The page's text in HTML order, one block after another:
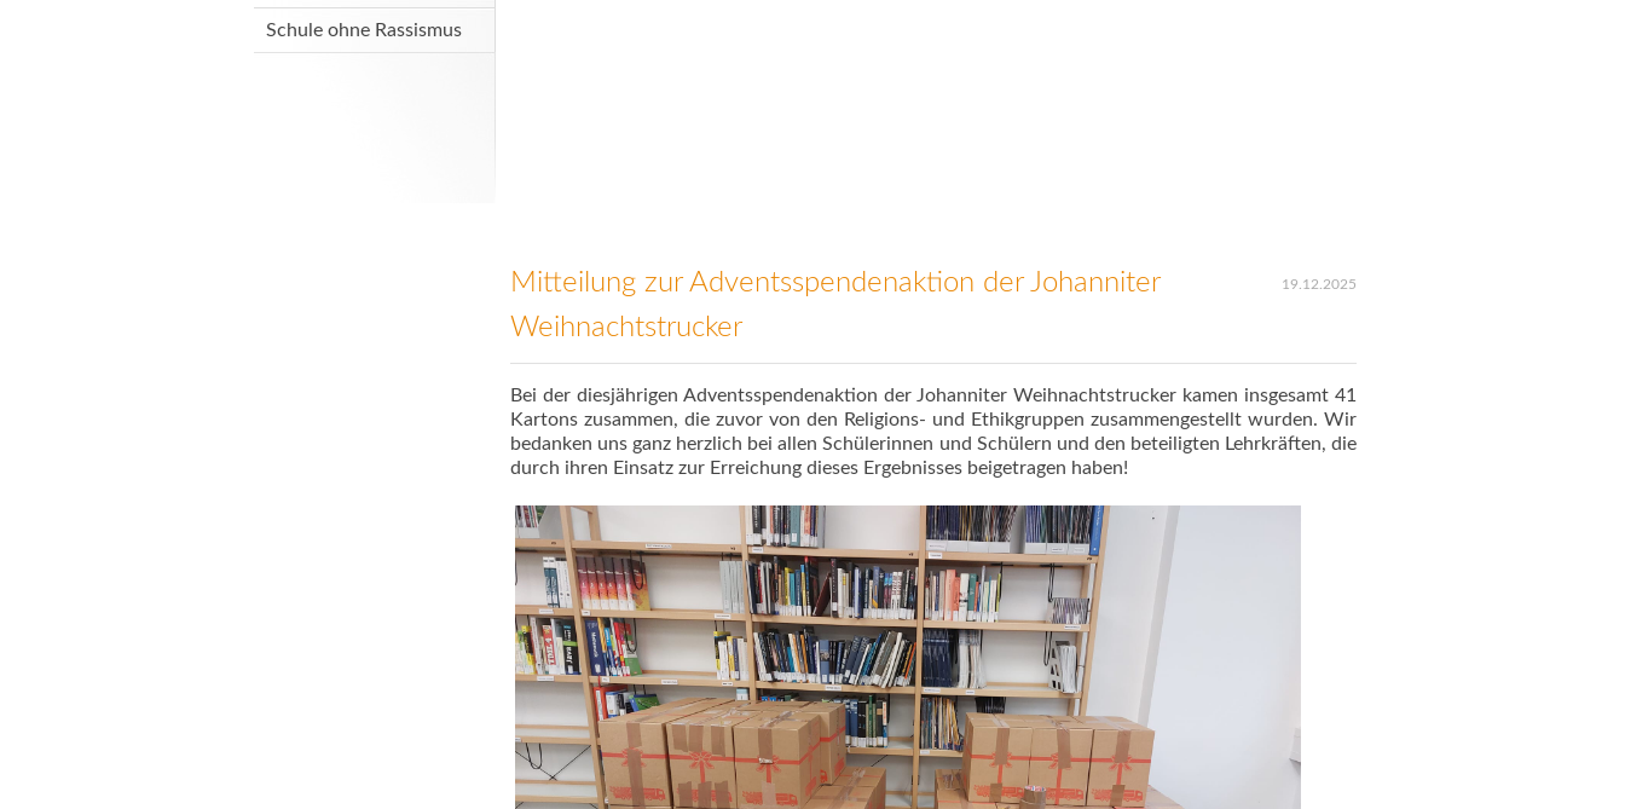
Schule ohne Rassismus
19.12.2025
Mitteilung zur Adventsspendenaktion der Johanniter
Weihnachtstrucker
Bei der diesjährigen Adventsspendenaktion der Johanniter Weihnachtstrucker kamen insgesamt 41
Kartons zusammen, die zuvor von den Religions- und Ethikgruppen zusammengestellt wurden. Wir
bedanken uns ganz herzlich bei allen Schülerinnen und Schülern und den beteiligten Lehrkräften, die
durch ihren Einsatz zur Erreichung dieses Ergebnisses beigetragen haben!